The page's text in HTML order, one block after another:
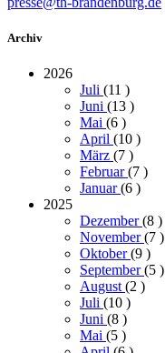
Archiv
2026
Juli (11 )
Juni (13 )
Mai (6 )
April (10 )
März (7 )
Februar(7 )
Januar(6 )
2025
Dezember(8 )
November(7 )
Oktober(9 )
September(5 )
August(2 )
Juli (10 )
Juni (8 )
Mai (5 )